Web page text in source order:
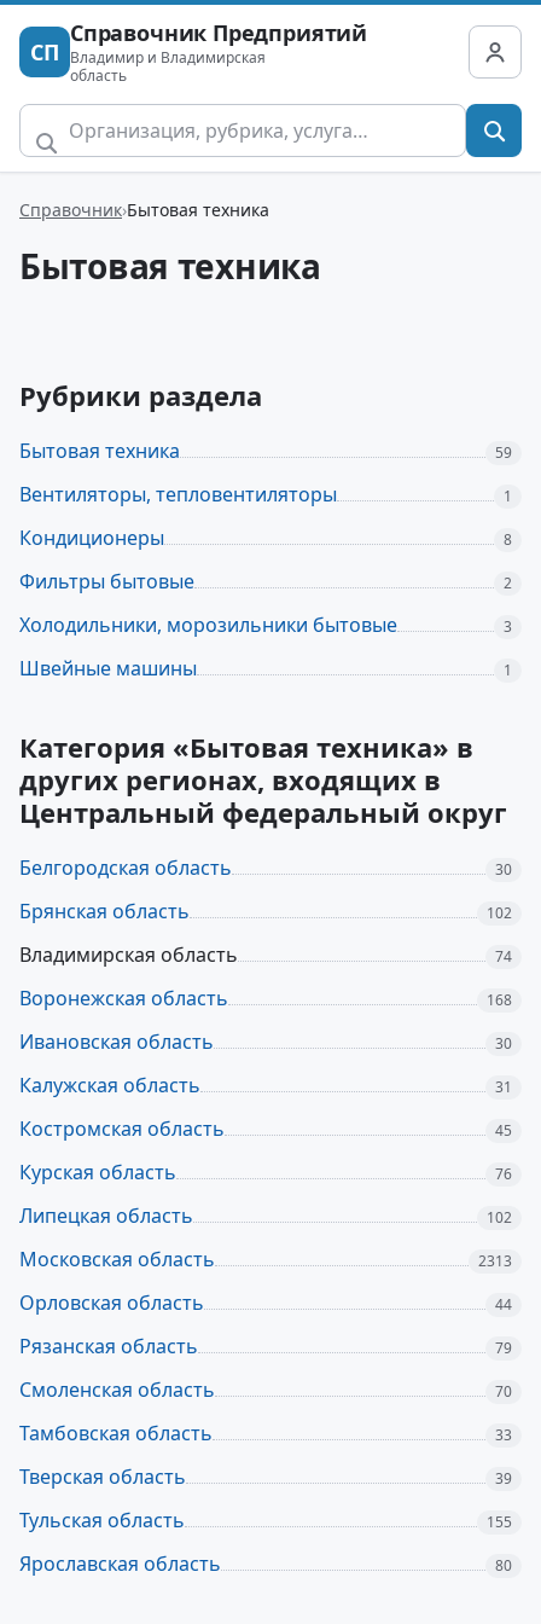
СП
Справочник Предприятий
Владимир и Владимирская
область
Справочник Бытовая техника
Бытовая техника
Рубрики раздела
Бытовая техника 59
Вентиляторы, тепловентиляторы 1
Кондиционеры 8
Фильтры бытовые 2
Холодильники, морозильники бытовые 3
Швейные машины 1
Категория «Бытовая техника» в
других регионах, входящих в
Центральный федеральный округ
Белгородская область 30
Брянская область 102
Владимирская область 74
Воронежская область 168
Ивановская область 30
Калужская область 31
Костромская область 45
Курская область 76
Липецкая область 102
Московская область 2313
Орловская область 44
Рязанская область 79
Смоленская область 70
Тамбовская область 33
Тверская область 39
Тульская область 155
Ярославская область 80